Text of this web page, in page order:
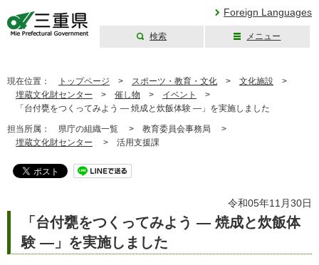
Foreign Languages
検索 メニュー
現在位置： トップページ > スポーツ・教育・文化 > 文化施設 >
埋蔵文化財センター > 催し物 > イベント
>
「台付甕をつくってみよう ― 焼成と炊飯体験 ―」を実施しました
担当所属： 県庁の組織一覧 > 教育委員会事務局 >
埋蔵文化財センター > 活用支援課
令和05年11月30日
「台付甕をつくってみよう ― 焼成と炊飯体
験 ―」を実施しました